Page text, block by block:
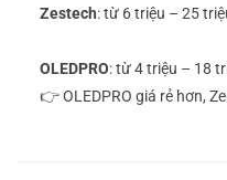
Zestech: từ 6 triệu – 25
OLEDPRO: từ 4 triệu – 18
👉 OLEDPRO giá rẻ hơn,